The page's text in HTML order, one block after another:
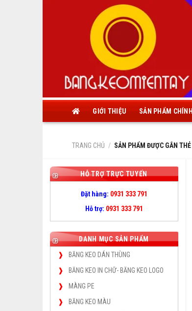
GIỚI THIỆU SẢN PHẨM CHÍNH
TRANG CHỦ / SẢN PHẨM ĐƯỢC GẮN
HỖ TRỢ TRỰC TUYẾN
Đặt hàng: 0931 333 791
Hỗ trợ: 0931 333 791
DANH MỤC SẢN PHẨM
BĂNG KEO DÁN THÙNG
BĂNG KEO IN CHỮ- BĂNG KEO LOGO
MÀNG PE
BĂNG KEO MÀU